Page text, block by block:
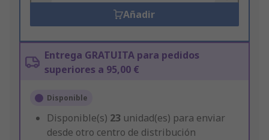
Añadir
Entrega GRATUITA para pedidos
superiores a 95,00 €
Disponible
Disponible(s) 23 unidad(es) para enviar
desde otro centro de distribución